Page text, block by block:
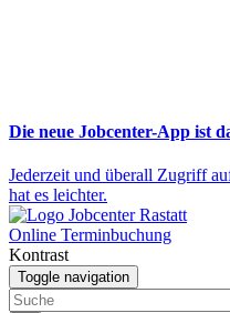
Die neue Jobcenter-App ist
Jederzeit und überall Zugriff
hat es leichter.
Online Terminbuchung
Kontrast
Toggle navigation